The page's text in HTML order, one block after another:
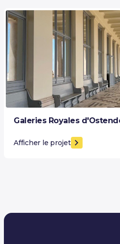
Galeries Royales
Afficher le projet